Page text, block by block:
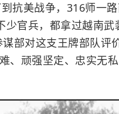
抗美战争，316师一
官兵，都拿过越南武
部对这支王牌部队评
、顽强坚定、忠实无